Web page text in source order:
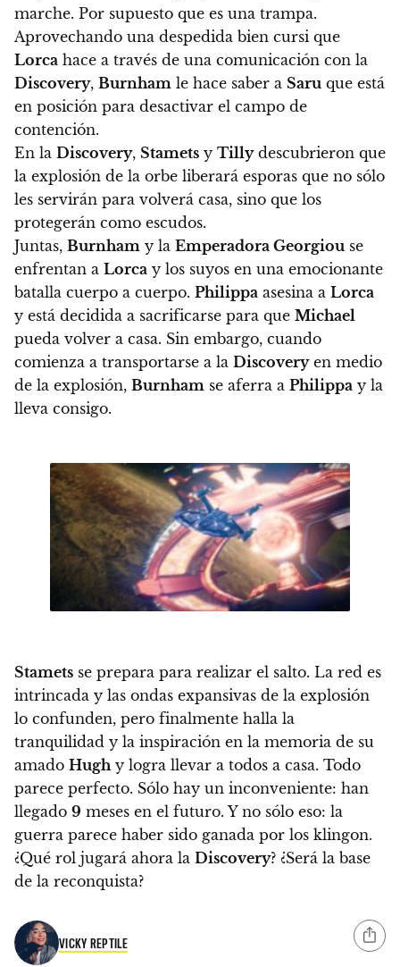
marche. Por supuesto que es una trampa.
Aprovechando una despedida bien cursi que
Lorca hace a través de una comunicación con la
Discovery, Burnham le hace saber a Saru que está
en posición para desactivar el campo de
contención.
En la Discovery, Stamets y Tillydescubrieron que
la explosión de la orbe liberará esporas que no sólo
les servirán para volverá casa, sino que los
protegerán como escudos.
Juntas, Burnham y la Emperadora Georgiou se
enfrentan a Lorca y los suyos en una emocionante
batalla cuerpo a cuerpo. Philippa asesina a Lorca
y está decidida a sacrificarse para que Michael
pueda volver a casa. Sin embargo, cuando
comienza a transportarse a la Discoveryen medio
de la explosión, Burnham se aferra a Philippa y la
lleva consigo.
Stamets se prepara para realizar el salto. La red es
intrincada y las ondas expansivas de la explosión
lo confunden, pero finalmente halla la
tranquilidad y la inspiración en la memoria de su
amado Hughy logra llevar a todos a casa. Todo
parece perfecto. Sólo hay un inconveniente: han
llegado 9 meses en el futuro. Y no sólo eso: la
guerra parece haber sido ganada por los klingon.
¿Qué rol jugará ahora la Discovery? ¿Será la base
de la reconquista?
VICKY REPTILE